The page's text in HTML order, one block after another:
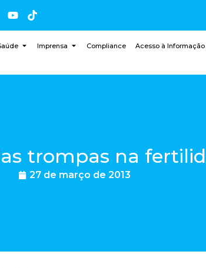
Imprensa Compliance Acesso à Informação
trompas na
27 de março de 2013